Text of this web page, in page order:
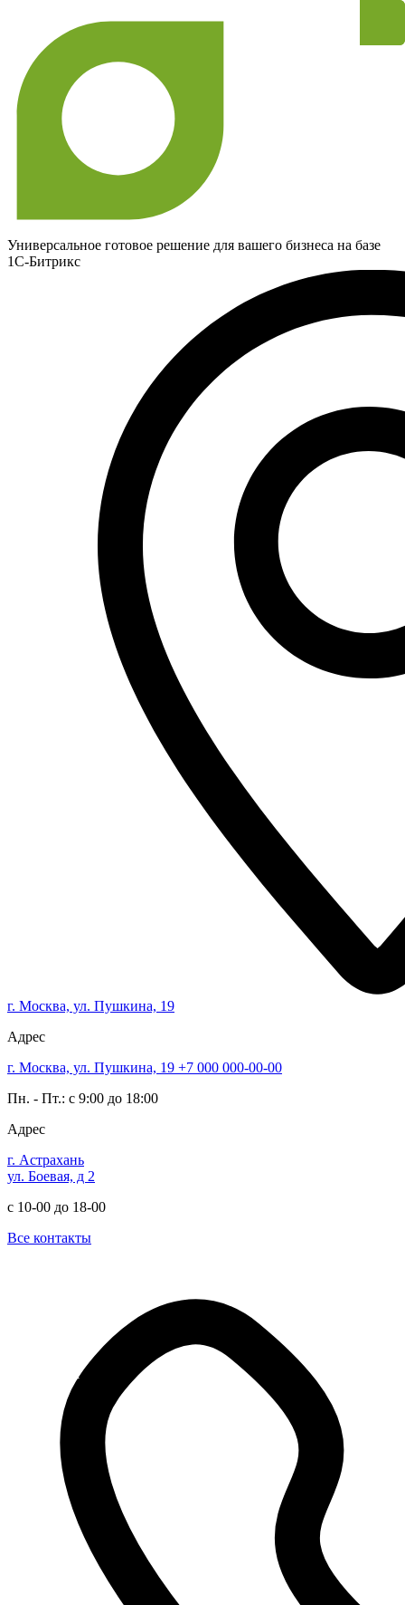
Универсальное готовое решение для вашего бизнеса на базе
1С-Битрикс
г. Москва, ул. Пушкина, 19
Адрес
г. Москва, ул. Пушкина, 19 +7 000 000-00-00
Пн. - Пт.: с 9:00 до 18:00
Адрес
г. Астрахань
ул. Боевая, д 2
с 10-00 до 18-00
Все контакты